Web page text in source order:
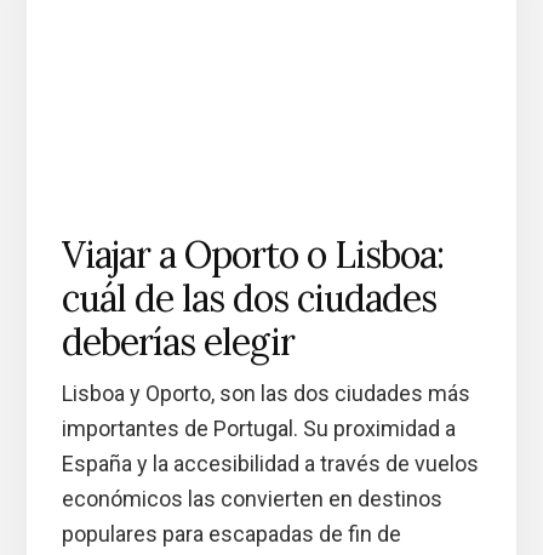
Viajar a Oporto o Lisboa:
cuál de las dos ciudades
deberías elegir
Lisboa y Oporto, son las dos ciudades más
importantes de Portugal. Su proximidad a
España y la accesibilidad a través de vuelos
económicos las convierten en destinos
populares para escapadas de fin de